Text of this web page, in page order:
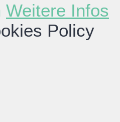
Weitere Infos
Policy